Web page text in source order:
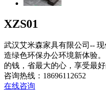
XZS01
武汉艾米森家具有限公司--
造绿色环保办公环境新体验
的钱，省最大的心，享受最好
咨询热线： 18696112652
在线咨询